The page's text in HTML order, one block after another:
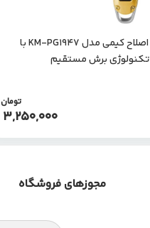
ماشین اصلاح کیمی مدل KM-PG1947 با
تکنولوژی برش مستقیم
3,250,000
تومان
مجوزهای فروشگاه